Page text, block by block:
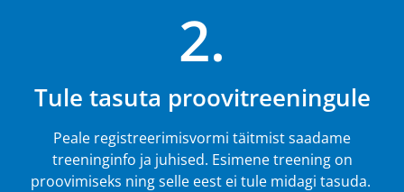
2.
Tule tasuta proovitreeningule
Peale registreerimisvormi täitmist saadame
treeninginfo ja juhised. Esimene treening on
proovimiseks ning selle eest ei tule midagi tasuda.